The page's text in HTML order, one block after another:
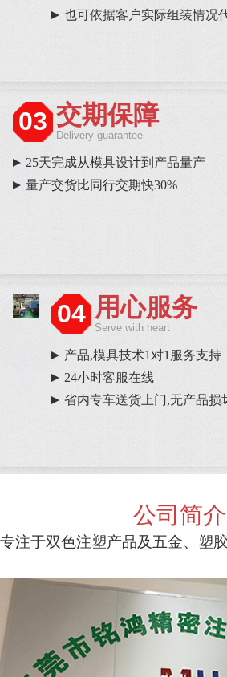
也可依据客户实际组装情况
03 交期保障
Delivery guarantee
25天完成从模具设计到产品量产
量产交货比同行交期快30%
04 用心服务
Serve with heart
产品,模具技术1对1服务支持
24小时客服在线
省内专车送货上门,无产品损
公司简介